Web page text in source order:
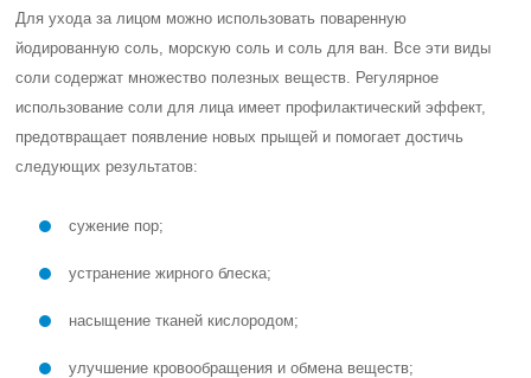
Для ухода за лицом можно использовать поваренную
йодированную соль, морскую соль и соль для ван. Все эти виды
соли содержат множество полезных веществ. Регулярное
использование соли для лица имеет профилактический эффект,
предотвращает появление новых прыщей и помогает достичь
следующих результатов:
сужение пор;
устранение жирного блеска;
насыщение тканей кислородом;
улучшение кровообращения и обмена веществ;